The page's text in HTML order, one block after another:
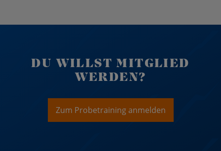
DU WILLST MITGLIED
WERDEN?
Zum Probetraining anmelden